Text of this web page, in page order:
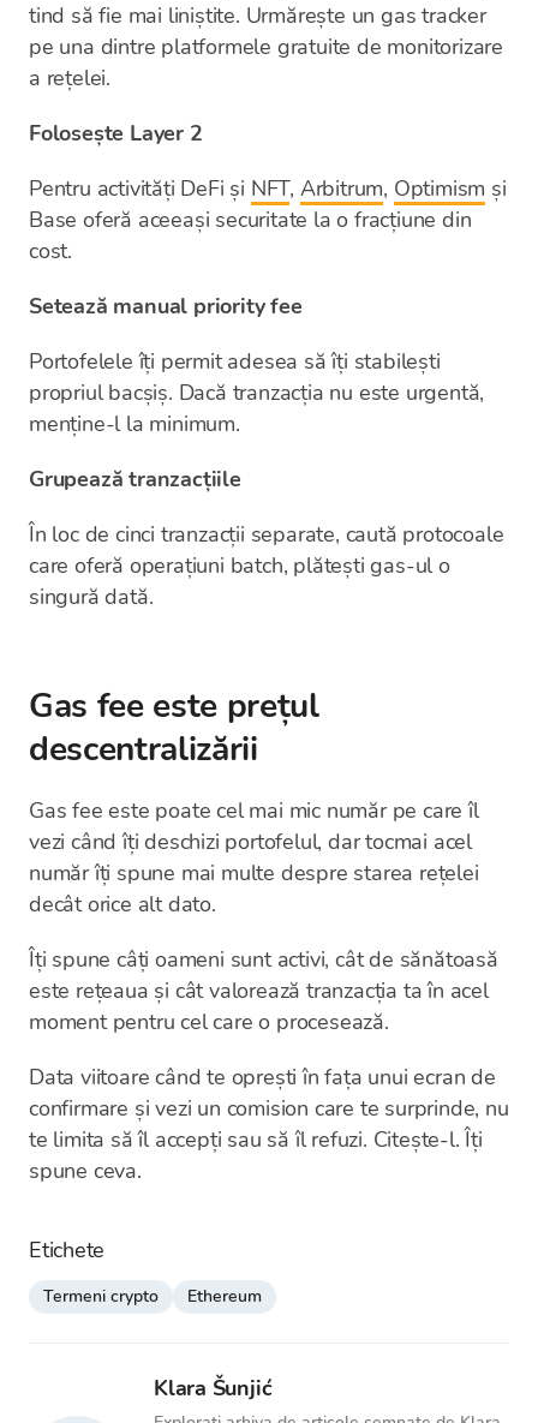
tind să fie mai liniștite. Urmărește un gas tracker
pe una dintre platformele gratuite de monitorizare
a rețelei.
Folosește Layer 2
Pentru activități DeFi și NFT, Arbitrum, Optimism și
Base oferă aceeași securitate la o fracțiune din
cost.
Setează manual priority fee
Portofelele îți permit adesea să îți stabilești
propriul bacșiș. Dacă tranzacția nu este urgentă,
menține-l la minimum.
Grupează tranzacțiile
În loc de cinci tranzacții separate, caută protocoale
care oferă operațiuni batch, plătești gas-ul o
singură dată.
Gas fee este prețul
descentralizării
Gas fee este poate cel mai mic număr pe care îl
vezi când îți deschizi portofelul, dar tocmai acel
număr îți spune mai multe despre starea rețelei
decât orice alt dato.
Îți spune câți oameni sunt activi, cât de sănătoasă
este rețeaua și cât valorează tranzacția ta în acel
moment pentru cel care o procesează.
Data viitoare când te oprești în fața unui ecran de
confirmare și vezi un comision care te surprinde, nu
te limita să îl accepți sau să îl refuzi. Citește-l. Îți
spune ceva.
Etichete
Termeni crypto Ethereum
Klara Šunjić